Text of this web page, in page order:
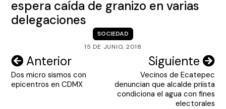
espera caída de granizo en varias
delegaciones
SOCIEDAD
15 DE JUNIO, 2018
Navegación
de
Anterior
Dos micro sismos con
epicentros en CDMX
Siguiente
Vecinos de Ecatepec
denuncian que alcalde priista
condiciona el agua con fines
electorales